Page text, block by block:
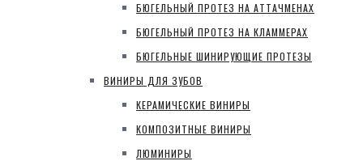
БЮГЕЛЬНЫЙ ПРОТЕЗ НА АТТАЧМЕНАХ
БЮГЕЛЬНЫЙ ПРОТЕЗ НА КЛАММЕРАХ
БЮГЕЛЬНЫЕ ШИНИРУЮЩИЕ ПРОТЕЗЫ
ВИНИРЫ ДЛЯ ЗУБОВ
КЕРАМИЧЕСКИЕ ВИНИРЫ
КОМПОЗИТНЫЕ ВИНИРЫ
ЛЮМИНИРЫ